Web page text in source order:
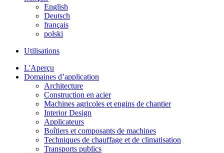
English
Deutsch
français
polski
Utilisations
L'Aperçu
Domaines d’application
Architecture
Construction en acier
Machines agricoles et engins de chantier
Interior Design
Applicateurs
Boîtiers et composants de machines
Techniques de chauffage et de climatisation
Transports publics